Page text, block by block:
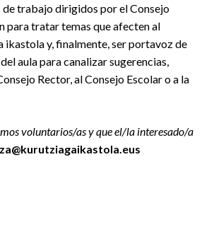
trabajo dirigidos por el Consejo
para tratar temas que afecten al
ikastola y, finalmente, ser portavoz de
aula para canalizar sugerencias,
Rector, al Consejo Escolar o a la
voluntarios/as y que el/la interesado/a